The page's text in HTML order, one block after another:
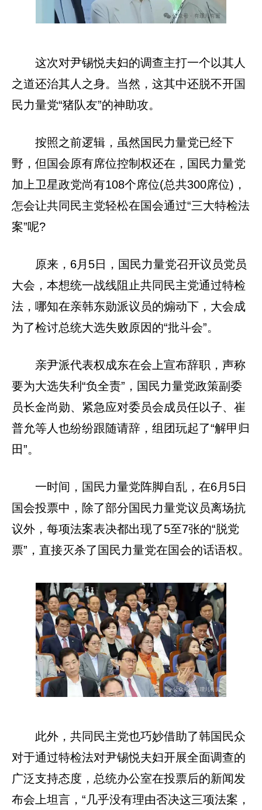
这次对尹锡悦夫妇的调查主打一个以其人
之道还治其人之身。当然，这其中还脱不开国
民力量党“猪队友”的神助攻。
按照之前逻辑，虽然国民力量党已经下
野，但国会原有席位控制权还在，国民力量党
加上卫星政党尚有108个席位(总共300席位)，
怎会让共同民主党轻松在国会通过“三大特检法
案”呢?
原来，6月5日，国民力量党召开议员党员
大会，本想统一战线阻止共同民主党通过特检
法，哪知在亲韩东勋派议员的煽动下，大会成
为了检讨总统大选失败原因的“批斗会”。
亲尹派代表权成东在会上宣布辞职，声称
要为大选失利“负全责”，国民力量党政策副委
员长金尚勋、紧急应对委员会成员任以子、崔
普允等人也纷纷跟随请辞，组团玩起了“解甲归
田”。
一时间，国民力量党阵脚自乱，在6月5日
国会投票中，除了部分国民力量党议员离场抗
议外，每项法案表决都出现了5至7张的“脱党
票”，直接灭杀了国民力量党在国会的话语权。
此外，共同民主党也巧妙借助了韩国民众
对于通过特检法对尹锡悦夫妇开展全面调查的
广泛支持态度，总统办公室在投票后的新闻发
布会上坦言，“几乎没有理由否决这三项法案，